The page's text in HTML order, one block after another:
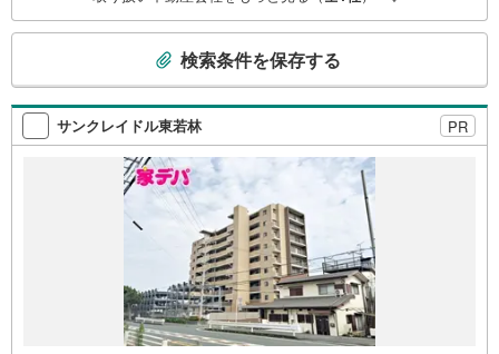
検
索
条
検索条件を保存する
サンクレイドル東若林 PR